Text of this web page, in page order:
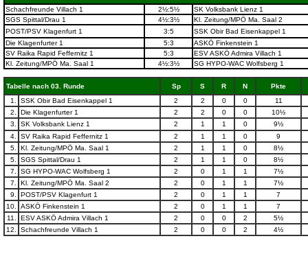
Schachfreunde Villach 1
2½:5½
SK Volksbank Lienz 1
SGS Spittal/Drau 1
4½:3½
Kl. Zeitung/MPÖ Ma. Saal 2
POST/PSV Klagenfurt 1
3:5
SSK Obir Bad Eisenkappel 1
Die Klagenfurter 1
5:3
ASKÖ Finkenstein 1
SV Raika Rapid Feffernitz 1
5:3
ESV ASKÖ Admira Villach 1
Kl. Zeitung/MPÖ Ma. Saal 1
4½:3½ SG HYPO-WAC Wolfsberg 1
Tabelle nach 03. Runde Sp S R N
Pkte
1.
SSK Obir Bad Eisenkappel 1 2 2 0 0
11
2.
Die Klagenfurter 1 2 2 0 0
10½
3.
SK Volksbank Lienz 1 2 1 1 0
9½
4.
SV Raika Rapid Feffernitz 1 2 1 1 0
9
5.
Kl. Zeitung/MPÖ Ma. Saal 1 2 1 1 0
8½
5.
SGS Spittal/Drau 1 2 1 1 0
8½
7.
SG HYPO-WAC Wolfsberg 1 2 0 1 1
7½
7.
Kl. Zeitung/MPÖ Ma. Saal 2 2 0 1 1
7½
9.
POST/PSV Klagenfurt 1 2 0 1 1
7
10.
ASKÖ Finkenstein 1 2 0 1 1
7
11.
ESV ASKÖ Admira Villach 1 2 0 0 2
5½
12.
Schachfreunde Villach 1 2 0 0 2 4½